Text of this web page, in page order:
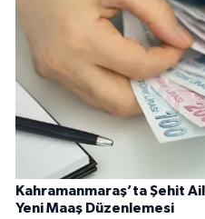
Kahramanmaraş’ta Şehit
Yeni Maaş Düzenlemesi